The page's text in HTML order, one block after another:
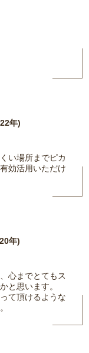
年)
い場所までピカ
効活用いただけ
年)
心までとてもス
と思います。
て頂けるような